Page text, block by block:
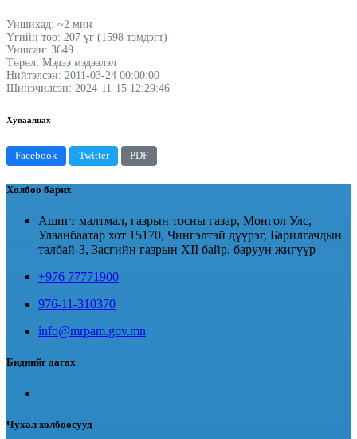
Уншихад: ~2 мин
Үгийн тоо: 207 үг (1598 тэмдэгт)
Уншсан: 3649
Төрөл: Мэдээ мэдээлэл
Нийтэлсэн: 2011-03-24 00:00:00
Шинэчилсэн: 2024-11-15 12:29:46
Хуваалцах
Facebook Twitter PDF
Холбоо барих
Ашигт малтмал, газрын тосны газар, Монгол Улс,
Улаанбаатар хот 15170, Чингэлтэй дүүрэг, Барилгачдын
талбай-3, Засгийн газрын XII байр, баруун жигүүр
+976 77771900
976-11-310370
info@mrpam.gov.mn
Биднийг дагах
Чухал холбоосууд